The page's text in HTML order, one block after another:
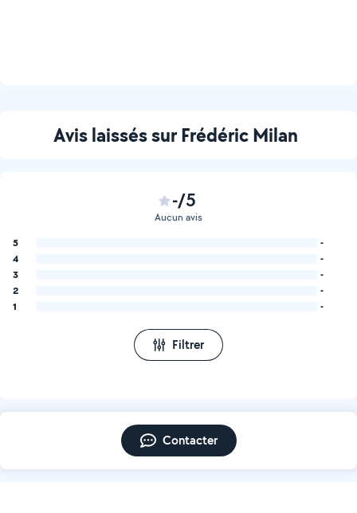
Avis laissés sur Frédéric Milan
-/5
Aucun avis
5
-
4
-
3
-
2
-
1
-
Filtrer
Contacter